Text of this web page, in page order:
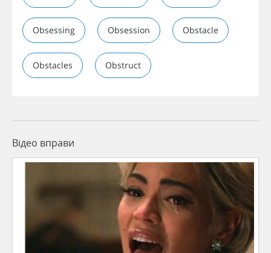
Obsessing Obsession Obstacle
Obstacles Obstruct
Відео вправи